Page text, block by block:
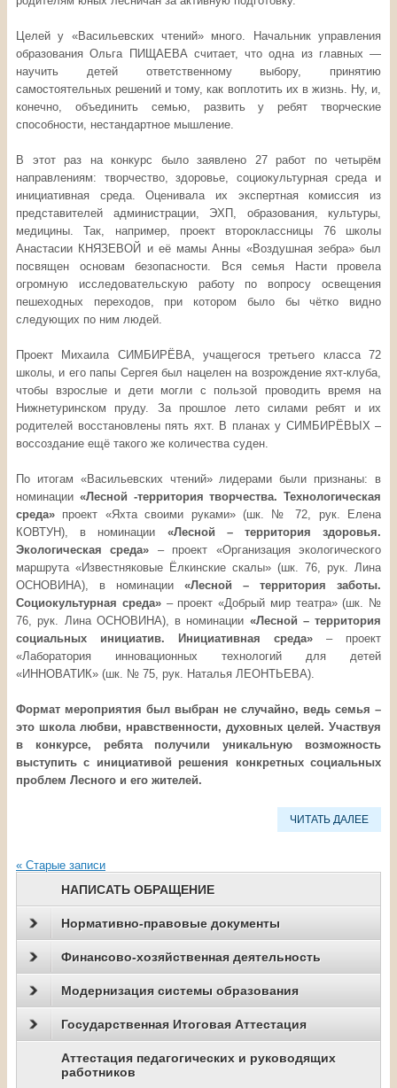
Целей у «Васильевских чтений» много. Начальник управления
образования Ольга ПИЩАЕВА считает, что одна из главных —
научить детей ответственному выбору, принятию
самостоятельных решений и тому, как воплотить их в жизнь. Ну, и,
конечно, объединить семью, развить у ребят творческие
способности, нестандартное мышление.
В этот раз на конкурс было заявлено 27 работ по четырём
направлениям: творчество, здоровье, социокультурная среда и
инициативная среда. Оценивала их экспертная комиссия из
представителей администрации, ЭХП, образования, культуры,
медицины. Так, например, проект второклассницы 76 школы
Анастасии КНЯЗЕВОЙ и её мамы Анны «Воздушная зебра» был
посвящен основам безопасности. Вся семья Насти провела
огромную исследовательскую работу по вопросу освещения
пешеходных переходов, при котором было бы чётко видно
следующих по ним людей.
Проект Михаила СИМБИРЁВА, учащегося третьего класса 72
школы, и его папы Сергея был нацелен на возрождение яхт-клуба,
чтобы взрослые и дети могли с пользой проводить время на
Нижнетуринском пруду. За прошлое лето силами ребят и их
родителей восстановлены пять яхт. В планах у СИМБИРЁВЫХ –
воссоздание ещё такого же количества суден.
По итогам «Васильевских чтений» лидерами были признаны: в
номинации «Лесной -территория творчества. Технологическая
среда» проект «Яхта своими руками» (шк. № 72, рук. Елена
КОВТУН), в номинации «Лесной – территория здоровья.
Экологическая среда» – проект «Организация экологического
маршрута «Известняковые Ёлкинские скалы» (шк. 76, рук. Лина
ОСНОВИНА), в номинации «Лесной – территория заботы.
Социокультурная среда» – проект «Добрый мир театра» (шк. №
76, рук. Лина ОСНОВИНА), в номинации «Лесной – территория
социальных инициатив. Инициативная среда» – проект
«Лаборатория инновационных технологий для детей
«ИННОВАТИК» (шк. № 75, рук. Наталья ЛЕОНТЬЕВА).
Формат мероприятия был выбран не случайно, ведь семья –
это школа любви, нравственности, духовных целей. Участвуя
в конкурсе, ребята получили уникальную возможность
выступить с инициативой решения конкретных социальных
проблем Лесного и его жителей.
ЧИТАТЬ ДАЛЕЕ
« Старые записи
НАПИСАТЬ ОБРАЩЕНИЕ
Нормативно-правовые документы
Финансово-хозяйственная деятельность
Модернизация системы образования
Государственная Итоговая Аттестация
Аттестация педагогических и руководящих
работников